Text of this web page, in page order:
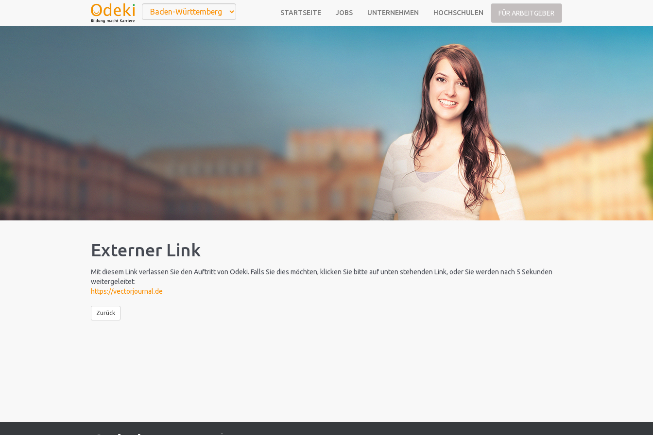
STARTSEITE JOBS UNTERNEHMEN HOCHSCHULEN FÜR ARBEITGEBER
Externer Link
Mit diesem Link verlassen Sie den Auftritt von Odeki. Falls Sie dies möchten, klicken Sie bitte auf unten stehenden Link, oder Sie werden nach 5 Sekunden
weitergeleitet:
https://vectorjournal.de
Zurück